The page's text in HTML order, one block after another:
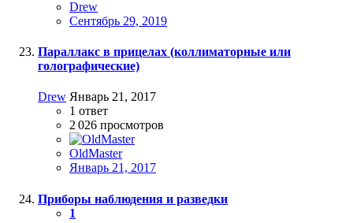
Drew
Сентябрь 29, 2019
Параллакс в прицелах (коллиматорные или
голографические)
Drew Январь 21, 2017
1 ответ
2 026 просмотров
OldMaster
Январь 21, 2017
Приборы наблюдения и разведки
1